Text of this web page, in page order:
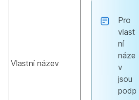
Vlastní název
Pro
vlast
ní
náze
v
jsou
podp